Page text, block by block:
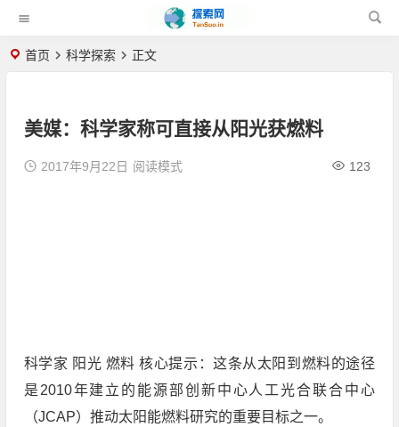
首页 科学探索 正文
美媒：科学家称可直接从阳光获燃料
2017年9月22日 123
阅读模式
科学家 阳光 燃料 核心提示：这条从太阳到燃料的途径
是2010年建立的能源部创新中心人工光合联合中心
（JCAP）推动太阳能燃料研究的重要目标之一。